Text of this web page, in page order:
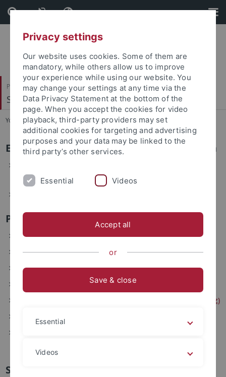
Skip
to
content
Skip
to
footer
Philosophische Fakultät
Slavisches Seminar
You are here: Startseite ... Slavistik im Internet
Elektronische Zeitschriften und Zeitungen
Slavistik
Portale
Slavisches im Internet
Informationsquellen zum Fach Slavistik im Internet
Osteuropa-Netzwerk
Virtuelle Fachbibliothek Osteuropa
WEBIS (Staatsbibliothek zu Berlin - Preußischer Kulturbesitz)
Virtuelle Fachbibliothek Slavistik
Slavistik und Computer
Privacy settings
Our website uses cookies. Some of them are
mandatory, while others allow us to improve
your experience while using our website. You
may change your settings at any time via the
Data Privacy Statement at the bottom of the
page. When you accept the cookies for video
playback, third-party providers may set
additional cookies for targeting and advertising
purposes and your data may be linked to the
third party’s other services.
Essential Videos
Accept all
or
Save & close
Essential
Videos